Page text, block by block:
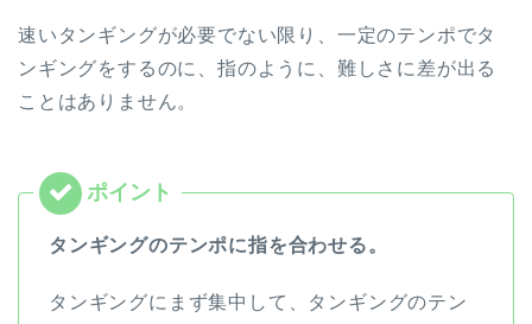
速いタンギングが必要でない限り、一定のテンポでタ
ンギングをするのに、指のように、難しさに差が出る
ことはありません。
タンギングのテンポに指を合わせる。
タンギングにまず集中して、タンギングのテン